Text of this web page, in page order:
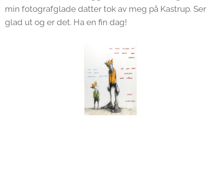
min fotografglade datter tok av meg på Kastrup. Ser
glad ut og er det. Ha en fin dag!